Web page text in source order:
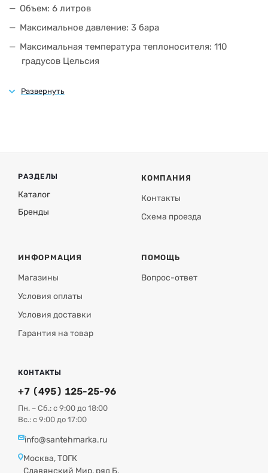
Объем: 6 литров
Максимальное давление: 3 бара
Максимальная температура теплоносителя: 110
градусов Цельсия
Материал корпуса: углеродистая сталь
РАЗДЕЛЫ
Каталог
Бренды
КОМПАНИЯ
Контакты
Схема проезда
ИНФОРМАЦИЯ
Магазины
Условия оплаты
Условия доставки
Гарантия на товар
ПОМОЩЬ
Вопрос-ответ
КОНТАКТЫ
+7 (495) 125-25-96
Пн. – Сб.: с 9:00 до 18:00
Вс.: с 9:00 до 17:00
info@santehmarka.ru
Москва, ТОГК
Славянский Мир, ряд Б,